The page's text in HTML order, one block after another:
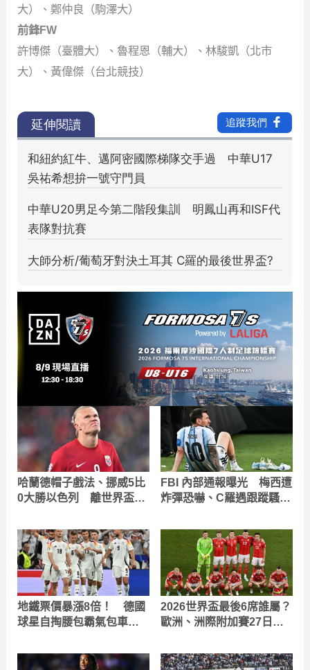
大）、鄭仲良（駒澤大）
前鋒FW
許博傑（臺體大）、魯程恩（輔大）、林駿凱（北市
大）、黃偉傑（台北競技）
哈蘭德帽子戲法、挪威5比
0大勝以色列 離世界盃更
FBI 內部通報曝光 梅西遭
炸彈恐嚇、C羅遇跟蹤騷
亡威脅
地鐵票價暴漲8倍！ 德國
球星自掏腰包霸氣包車請
2026世界盃最後6席誰屬？
歐洲、洲際附加賽27日引
整